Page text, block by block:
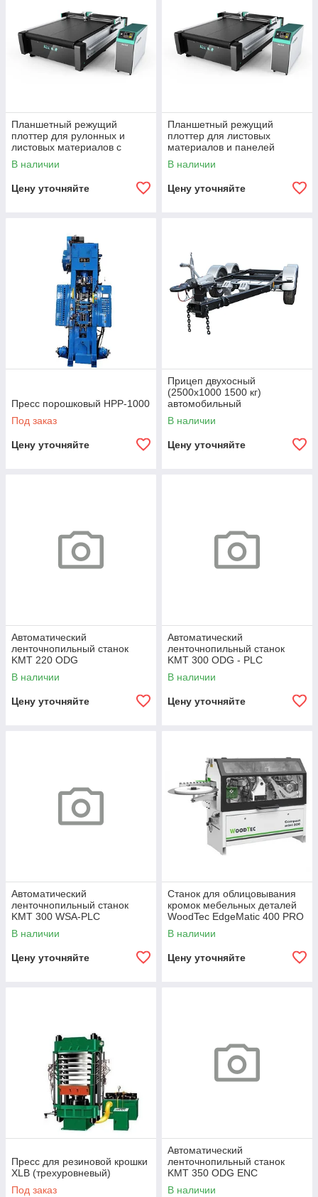
Планшетный режущий
плоттер для рулонных и
листовых материалов с
конвейерным столом
PLT1825A
В наличии
Цену уточняйте
Планшетный режущий
плоттер для листовых
материалов и панелей
PLT1825F
В наличии
Цену уточняйте
Пресс порошковый HPP-1000
Под заказ
Цену уточняйте
Прицеп двухосный
(2500х1000 1500 кг)
автомобильный
В наличии
Цену уточняйте
Автоматический
ленточнопильный станок
KMT 220 ODG
В наличии
Цену уточняйте
Автоматический
ленточнопильный станок
KMT 300 ODG - PLC
В наличии
Цену уточняйте
Автоматический
ленточнопильный станок
KMT 300 WSA-PLC
В наличии
Цену уточняйте
Станок для облицовывания
кромок мебельных деталей
WoodTec EdgeMatic 400 PRO
В наличии
Цену уточняйте
Пресс для резиновой крошки
XLB (трехуровневый)
Под заказ
Автоматический
ленточнопильный станок
KMT 350 ODG ENC
В наличии